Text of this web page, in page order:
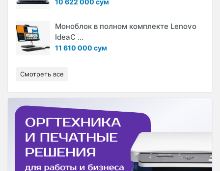
Моноблок в полном комплекте Lenovo
IdeaC ...
11 610 000 сум
Смотреть все